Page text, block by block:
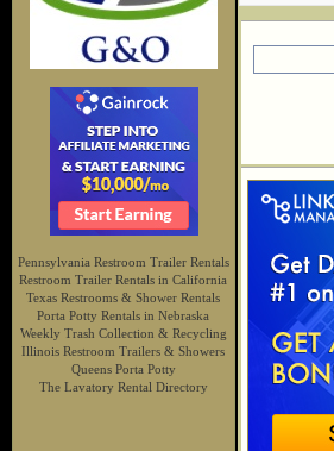
Pennsylvania Restroom Trailer Rentals
Restroom Trailer Rentals in California
Texas Restrooms & Shower Rentals
Porta Potty Rentals in Nebraska
Weekly Trash Collection & Recycling
Illinois Restroom Trailers & Showers
Queens Porta Potty
The Lavatory Rental Directory